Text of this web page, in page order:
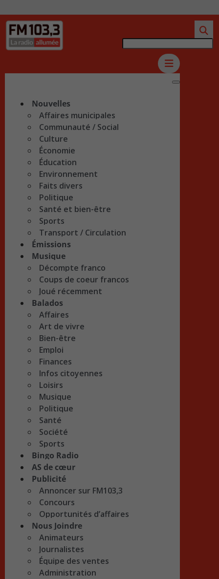
Nouvelles
Affaires municipales
Communauté / Social
Culture
Économie
Éducation
Environnement
Faits divers
Politique
Santé et bien-être
Sports
Transport / Circulation
Émissions
Musique
Décompte franco
Coups de coeur francos
Joué récemment
Balados
Affaires
Art de vivre
Bien-être
Emploi
Finances
Infos citoyennes
Loisirs
Musique
Politique
Santé
Société
Sports
Bingo Radio
AS de cœur
Publicité
Annoncer sur FM103,3
Concours
Opportunités d’affaires
Nous Joindre
Animateurs
Journalistes
Équipe des ventes
Administration